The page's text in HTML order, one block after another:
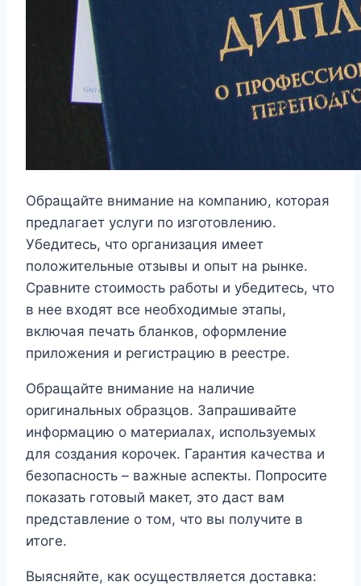
Обращайте внимание на компанию, которая
предлагает услуги по изготовлению.
Убедитесь, что организация имеет
положительные отзывы и опыт на рынке.
Сравните стоимость работы и убедитесь, что
в нее входят все необходимые этапы,
включая печать бланков, оформление
приложения и регистрацию в реестре.
Обращайте внимание на наличие
оригинальных образцов. Запрашивайте
информацию о материалах, используемых
для создания корочек. Гарантия качества и
безопасность – важные аспекты. Попросите
показать готовый макет, это даст вам
представление о том, что вы получите в
итоге.
Выясняйте, как осуществляется доставка: